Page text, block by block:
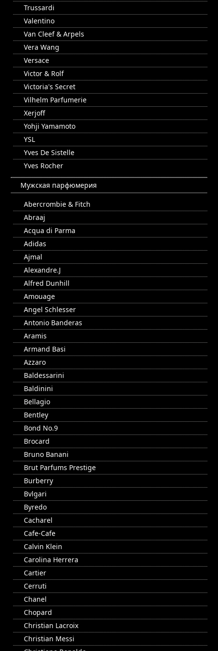
Trussardi
Valentino
Van Cleef & Arpels
Vera Wang
Versace
Victor & Rolf
Victoria's Secret
Vilhelm Parfumerie
Xerjoff
Yohji Yamamoto
YSL
Yves De Sistelle
Yves Rocher
Мужская парфюмерия
Abercrombie & Fitch
Abraaj
Acqua di Parma
Adidas
Ajmal
Alexandre.J
Alfred Dunhill
Amouage
Angel Schlesser
Antonio Banderas
Aramis
Armand Basi
Azzaro
Baldessarini
Baldinini
Bellagio
Bentley
Bond No.9
Brocard
Bruno Banani
Brut Parfums Prestige
Burberry
Bvlgari
Byredo
Cacharel
Cafe-Cafe
Calvin Klein
Carolina Herrera
Cartier
Cerruti
Chanel
Chopard
Christian Lacroix
Christian Messi